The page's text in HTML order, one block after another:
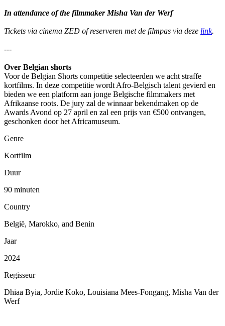
In attendance of the filmmaker Misha Van der Werf
Tickets via cinema ZED of reserveren met de filmpas via deze link.
---
Over Belgian shorts
Voor de Belgian Shorts competitie selecteerden we acht straffe
kortfilms. In deze competitie wordt Afro-Belgisch talent gevierd en
bieden we een platform aan jonge Belgische filmmakers met
Afrikaanse roots. De jury zal de winnaar bekendmaken op de
Awards Avond op 27 april en zal een prijs van €500 ontvangen,
geschonken door het Africamuseum.
Genre
Kortfilm
Duur
90 minuten
Country
België, Marokko, and Benin
Jaar
2024
Regisseur
Dhiaa Byia, Jordie Koko, Louisiana Mees-Fongang, Misha Van der
Werf